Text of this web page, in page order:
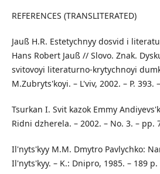
REFERENCES (TRANSLITERATED)
Jauß H.R. Estetychnyy dosvid i
Hans Robert Jauß // Slovo. Znak.
svitovoyi literaturno-krytychnoyi
M.Zubryts'koyi. – L'viv, 2002. – P. 393.
Tsurkan I. Svit kazok Emmy
Ridni dzherela. – 2002. – No. 3. – pp.
Il'nyts'kyy M.M. Dmytro Pavlychko:
Il'nyts'kyy. – K.: Dnipro, 1985. – 189